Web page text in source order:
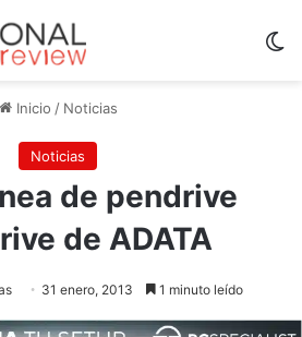
Inicio / Noticias
Noticias
de pendrive
de ADATA
31 enero, 2013 1 minuto leído